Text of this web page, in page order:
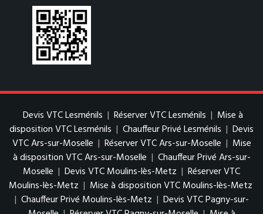
Devis VTC Lesménils | Réserver VTC Lesménils | Mise à
disposition VTC Lesménils | Chauffeur Privé Lesménils | Devis
VTC Ars-sur-Moselle | Réserver VTC Ars-sur-Moselle | Mise
à disposition VTC Ars-sur-Moselle | Chauffeur Privé Ars-sur-
Moselle | Devis VTC Moulins-lès-Metz | Réserver VTC
Moulins-lès-Metz | Mise à disposition VTC Moulins-lès-Metz
| Chauffeur Privé Moulins-lès-Metz | Devis VTC Pagny-sur-